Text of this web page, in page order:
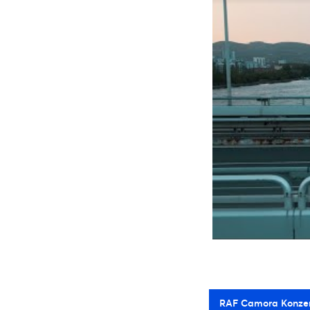
RAF Camora